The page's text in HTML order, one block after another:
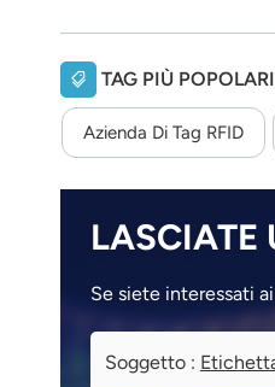
TAG PIÙ
Azienda Di Tag RFID
LASCIATE
Se siete interessati
Soggetto :